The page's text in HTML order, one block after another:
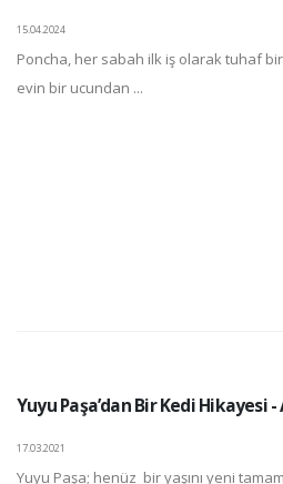
15.04.2024
Poncha, her sabah ilk iş olarak tuhaf bir
evin bir ucundan ...
Yuyu Paşa’dan Bir Kedi Hikayesi
17.03.2021
Yuyu Paşa; henüz bir yaşını yeni